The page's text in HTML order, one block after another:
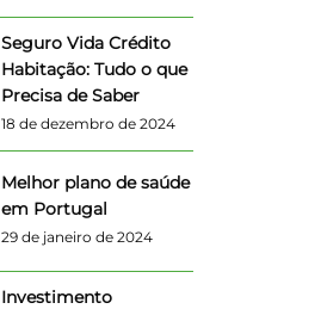
Seguro Vida Crédito
Habitação: Tudo o que
Precisa de Saber
18 de dezembro de 2024
Melhor plano de saúde
em Portugal
29 de janeiro de 2024
Investimento